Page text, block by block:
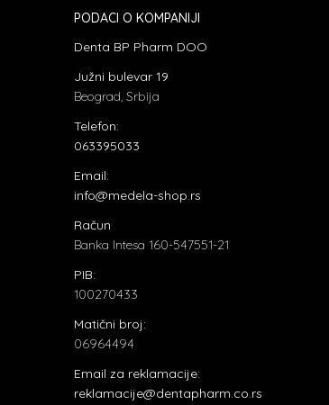
PODACI O KOMPANIJI
Denta BP Pharm DOO
Južni bulevar 19
Beograd, Srbija
Telefon:
063395033
Email:
info@medela-shop.rs
Račun
Banka Intesa 160-547551-21
PIB:
100270433
Matični broj:
06964494
Email za reklamacije:
reklamacije@dentapharm.co.rs